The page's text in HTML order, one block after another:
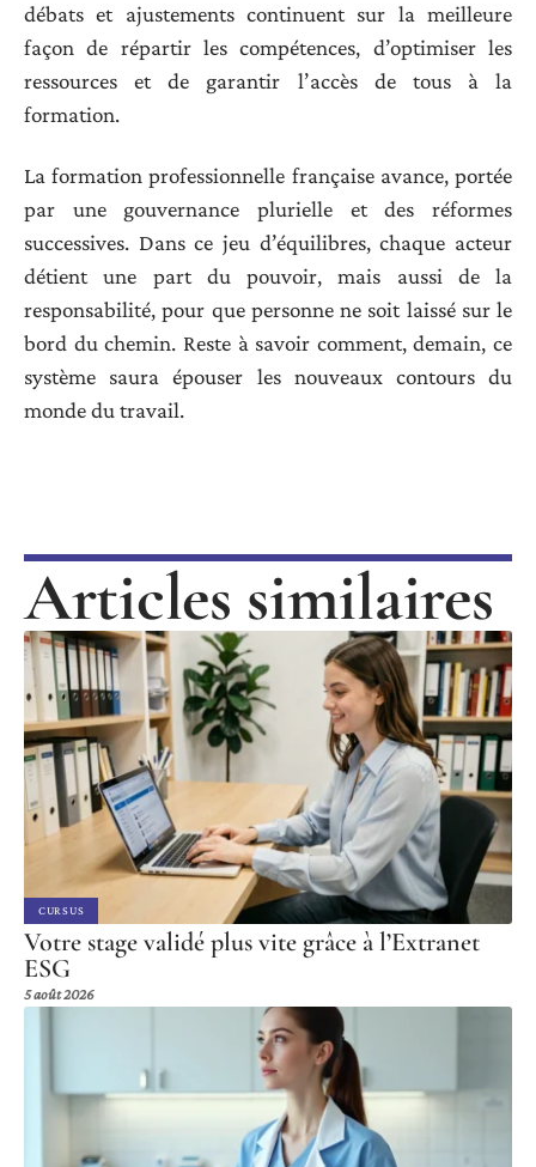
débats et ajustements continuent sur la meilleure
façon de répartir les compétences, d’optimiser les
ressources et de garantir l’accès de tous à la
formation.
La formation professionnelle française avance, portée
par une gouvernance plurielle et des réformes
successives. Dans ce jeu d’équilibres, chaque acteur
détient une part du pouvoir, mais aussi de la
responsabilité, pour que personne ne soit laissé sur le
bord du chemin. Reste à savoir comment, demain, ce
système saura épouser les nouveaux contours du
monde du travail.
Articles similaires
CURSUS
Votre stage validé plus vite grâce à l’Extranet
ESG
5 août 2026